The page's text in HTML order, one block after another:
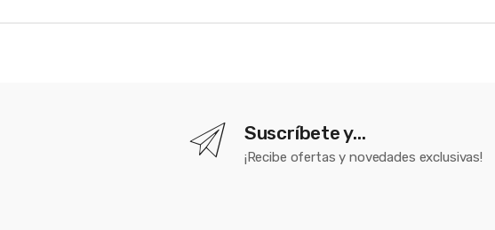
Suscríbete y...
¡Recibe ofertas y novedades exclusivas!